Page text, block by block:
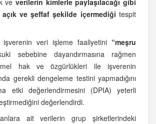
ve şeffaf şekilde içermediği tespit
işverenin veri işleme faaliyetini “meşru
sebebine dayandırmasına rağmen
hak ve özgürlükleri ile işverenin
gerekli dengeleme testini yapmadığını
etki değerlendirmesini (DPIA) yeterli
değerlendirdi.
ait verilerin grup şirketlerindeki